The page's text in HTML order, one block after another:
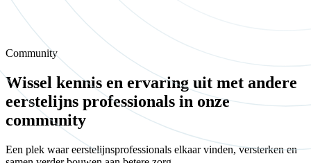
Community
Wissel kennis en ervaring uit met andere
eerstelijns professionals in onze
community
Een plek waar eerstelijnsprofessionals elkaar vinden, versterken en